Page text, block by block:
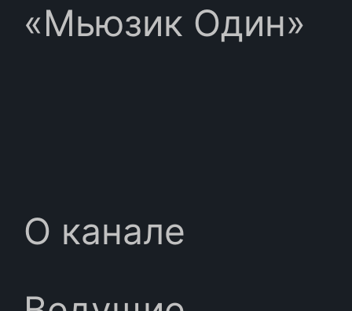
«Мьюзик Один»
О канале